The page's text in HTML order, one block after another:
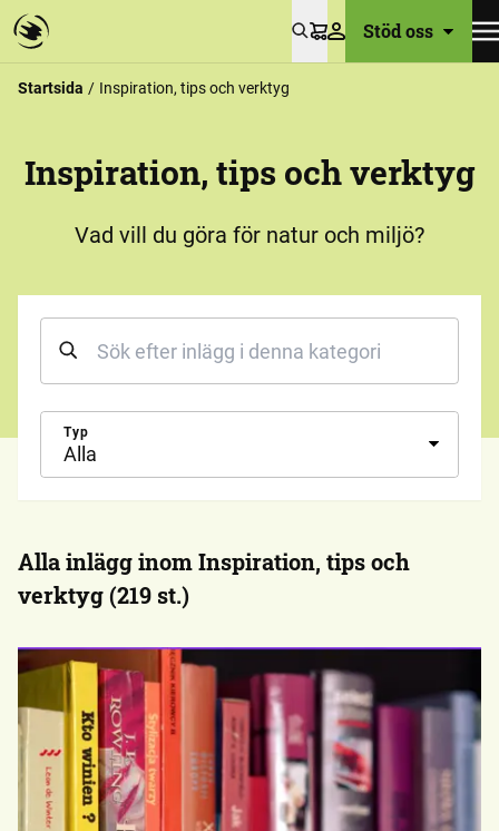
VarukorgStöd oss
Startsida Inspiration, tips och verktyg
Inspiration, tips och verktyg
Vad vill du göra för natur och miljö?
Typ
Alla inlägg inom Inspiration, tips och
verktyg (219 st.)